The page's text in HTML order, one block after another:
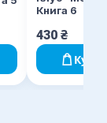
Книга 6
430 ₴